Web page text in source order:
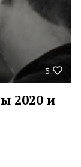
5
2020 и